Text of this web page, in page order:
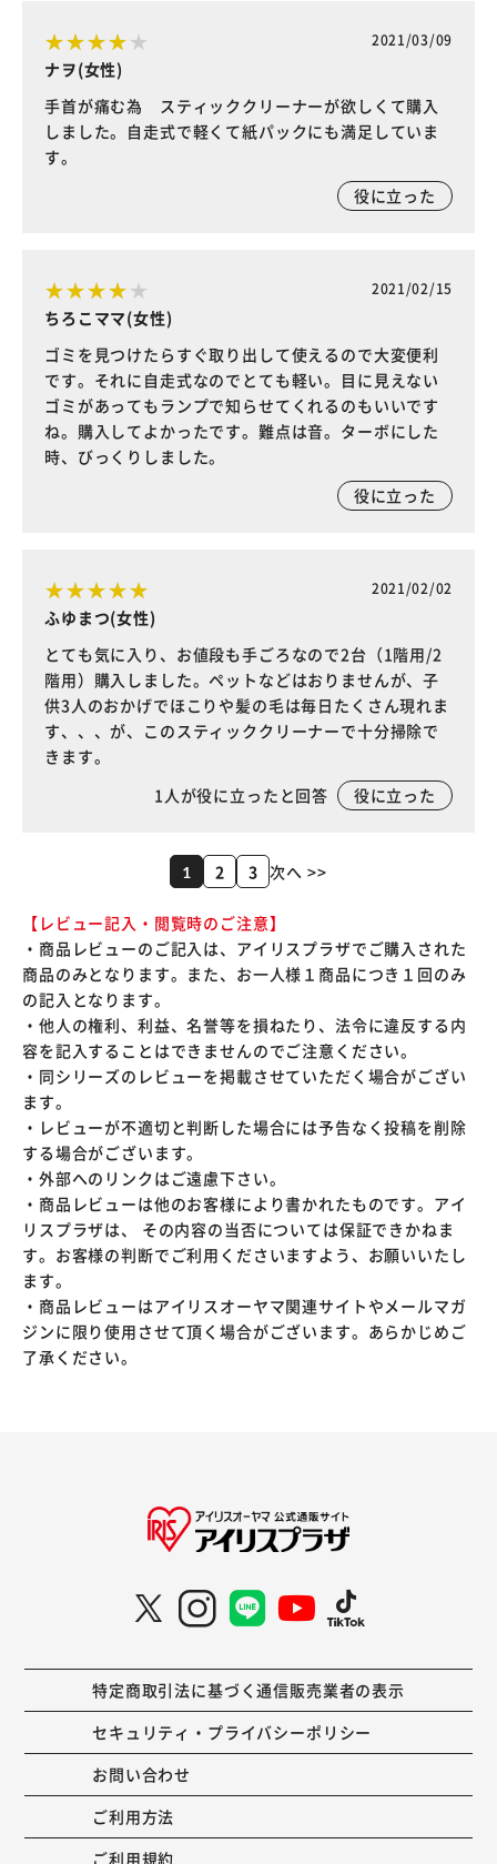
2021/03/09
ナヲ(女性)
手首が痛む為 スティッククリーナーが欲しくて購入
しました。自走式で軽くて紙パックにも満足していま
す。
役に立った
2021/02/15
ちろこママ(女性)
ゴミを見つけたらすぐ取り出して使えるので大変便利
です。それに自走式なのでとても軽い。目に見えない
ゴミがあってもランプで知らせてくれるのもいいです
ね。購入してよかったです。難点は音。ターボにした
時、びっくりしました。
役に立った
2021/02/02
ふゆまつ(女性)
とても気に入り、お値段も手ごろなので2台（1階用/2
階用）購入しました。ペットなどはおりませんが、子
供3人のおかげでほこりや髪の毛は毎日たくさん現れま
す、、、が、このスティッククリーナーで十分掃除で
きます。
1人が役に立ったと回答 役に立った
1 2 3 次へ >>
【レビュー記入・閲覧時のご注意】
・商品レビューのご記入は、アイリスプラザでご購入された
商品のみとなります。また、お一人様１商品につき１回のみ
の記入となります。
・他人の権利、利益、名誉等を損ねたり、法令に違反する内
容を記入することはできませんのでご注意ください。
・同シリーズのレビューを掲載させていただく場合がござい
ます。
・レビューが不適切と判断した場合には予告なく投稿を削除
する場合がございます。
・外部へのリンクはご遠慮下さい。
・商品レビューは他のお客様により書かれたものです。アイ
リスプラザは、 その内容の当否については保証できかねま
す。お客様の判断でご利用くださいますよう、お願いいたし
ます。
・商品レビューはアイリスオーヤマ関連サイトやメールマガ
ジンに限り使用させて頂く場合がございます。あらかじめご
了承ください。
特定商取引法に基づく通信販売業者の表示
セキュリティ・プライバシーポリシー
お問い合わせ
ご利用方法
ご利用規約